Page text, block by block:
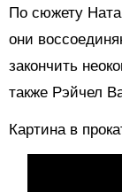
По сюжету
они
закончить
также Рэйчел
Картина в